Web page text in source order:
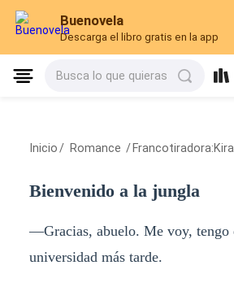
Buenovela
Descarga el libro gratis en la app
Busca lo que quieras
Inicio / Romance /
Bienvenido a la jungla
—Gracias, abuelo. Me voy, tengo
universidad más tarde.